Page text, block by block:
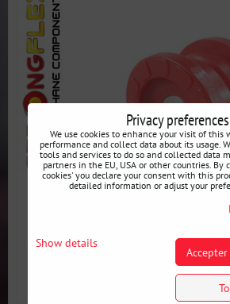
Privacy preferences
We use cookies to enhance your visit of this
performance and collect data about its usage.
tools and services to do so and collected data
partners in the EU, USA or other countries. By
cookies' you declare your consent with this
detailed information or adjust your
Show details